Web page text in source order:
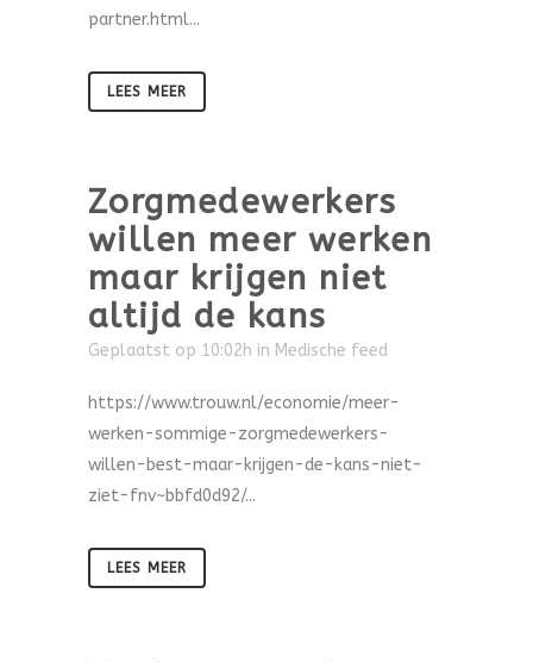
partner.html...
LEES MEER
Zorgmedewerkers
willen meer werken
maar krijgen niet
altijd de kans
Geplaatst op 10:02h in Medische feed
https://www.trouw.nl/economie/meer-
werken-sommige-zorgmedewerkers-
willen-best-maar-krijgen-de-kans-niet-
ziet-fnv~bbfd0d92/...
LEES MEER